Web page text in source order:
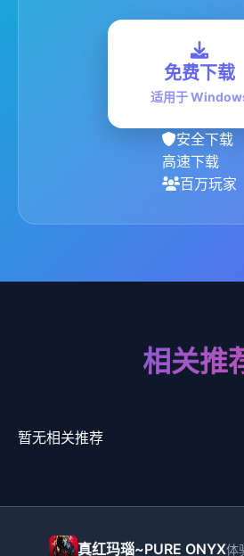
免费下载
适用于
安全下载
高速下载
百万玩家
相关推
暂无相关推荐
真红玛瑙~PURE ONYX体